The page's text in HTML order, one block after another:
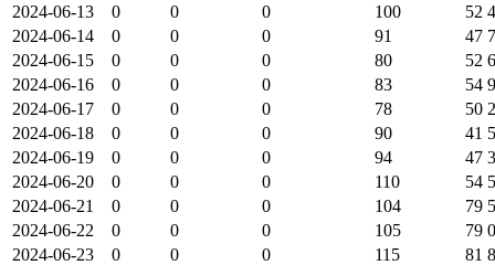
2024-06-13
0 0 0 100
52
2024-06-14
0 0 0 91
47
2024-06-15
0 0 0 80
52
2024-06-16
0 0 0 83
54
2024-06-17
0 0 0 78
50
2024-06-18
0 0 0 90
41
2024-06-19
0 0 0 94
47
2024-06-20
0 0 0 110
54
2024-06-21
0 0 0 104
79
2024-06-22
0 0 0 105
79
2024-06-23
0 0 0 115
81